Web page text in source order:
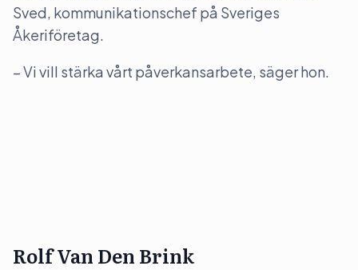
Sved, kommunikationschef på Sveriges
Åkeriföretag.
– Vi vill stärka vårt påverkansarbete, säger hon.
Rolf Van Den Brink